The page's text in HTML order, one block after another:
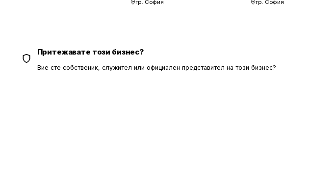
гр. София гр. София
Притежавате този бизнес?
Вие сте собственик, служител или официален представител на този бизнес?